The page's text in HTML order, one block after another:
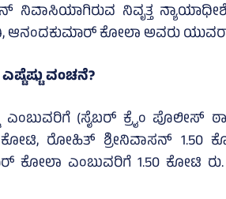
ನಿವಾಸಿಯಾಗಿರುವ ನಿವೃತ್ತ
ಆನಂದಕುಮಾರ್‌ ಕೋಲಾ ಅವರು
ವಂಚನೆ?
ಎಂಬುವರಿಗೆ (ಸೈಬರ್‌ ಕ್ರೈಂ ಪೊಲೀಸ್‌
ರೋಹಿತ್‌ ಶ್ರೀನಿವಾಸನ್‌ 1.50
ಕೋಲಾ ಎಂಬುವರಿಗೆ 1.50 ಕೋಟಿ